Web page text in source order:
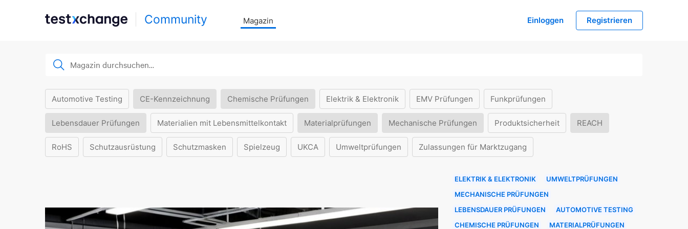
Community Magazin Einloggen Registrieren
Automotive Testing CE-Kennzeichnung Chemische Prüfungen Elektrik & Elektronik EMV Prüfungen Funkprüfungen
Lebensdauer Prüfungen Materialien mit Lebensmittelkontakt Materialprüfungen Mechanische Prüfungen Produktsicherheit REACH
RoHS Schutzausrüstung Schutzmasken Spielzeug UKCA Umweltprüfungen Zulassungen für Marktzugang
ELEKTRIK & ELEKTRONIK
UMWELTPRÜFUNGEN
MECHANISCHE PRÜFUNGEN
LEBENSDAUER PRÜFUNGEN
AUTOMOTIVE TESTING
CHEMISCHE PRÜFUNGEN
MATERIALPRÜFUNGEN